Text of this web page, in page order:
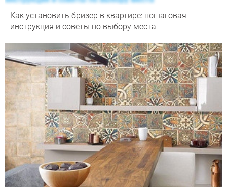
Как установить бризер в квартире: пошаговая
инструкция и советы по выбору места